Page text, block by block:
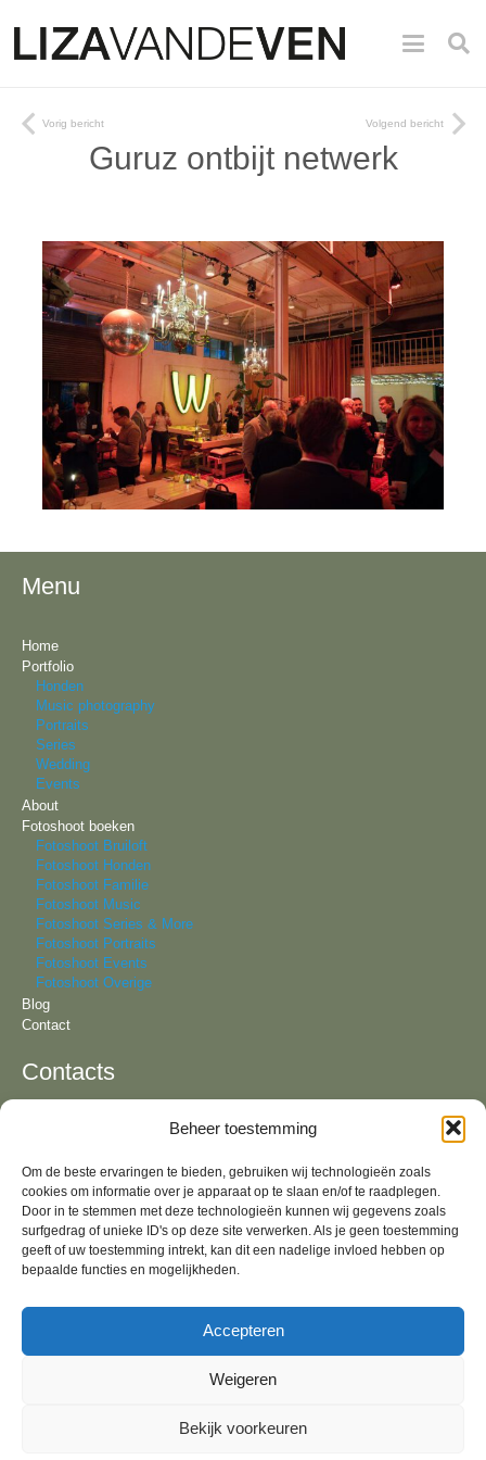
Beheer toestemming
Om de beste ervaringen te bieden, gebruiken wij technologieën zoals
cookies om informatie over je apparaat op te slaan en/of te raadplegen.
Door in te stemmen met deze technologieën kunnen wij gegevens zoals
surfgedrag of unieke ID's op deze site verwerken. Als je geen toestemming
geeft of uw toestemming intrekt, kan dit een nadelige invloed hebben op
bepaalde functies en mogelijkheden.
Accepteren
Weigeren
Bekijk voorkeuren
Vorig bericht Volgend bericht
Guruz ontbijt netwerk
Menu
Home
Portfolio
Honden
Music photography
Portraits
Series
Wedding
Events
About
Fotoshoot boeken
Fotoshoot Bruiloft
Fotoshoot Honden
Fotoshoot Familie
Fotoshoot Music
Fotoshoot Series & More
Fotoshoot Portraits
Fotoshoot Events
Fotoshoot Overige
Blog
Contact
Contacts
Email:
Adres:
+31 6 81 57 94 55
info@lizavandeven.nl
Geldrop & fotostudio in Oirschot, Noord- Brabant
Algemene Voorwaarden